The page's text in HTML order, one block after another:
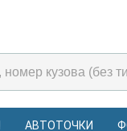
АВТОТОЧКИ